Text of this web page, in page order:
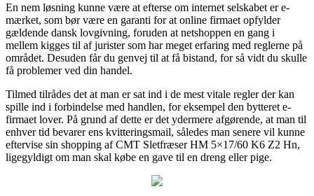
En nem løsning kunne være at efterse om internet selskabet er e-
mærket, som bør være en garanti for at online firmaet opfylder
gældende dansk lovgivning, foruden at netshoppen en gang i
mellem kigges til af jurister som har meget erfaring med reglerne på
området. Desuden får du genvej til at få bistand, for så vidt du skulle
få problemer ved din handel.
Tilmed tilrådes det at man er sat ind i de mest vitale regler der kan
spille ind i forbindelse med handlen, for eksempel den bytteret e-
firmaet lover. På grund af dette er det ydermere afgørende, at man til
enhver tid bevarer ens kvitteringsmail, således man senere vil kunne
eftervise sin shopping af CMT Sletfræser HM 5×17/60 K6 Z2 Hn,
ligegyldigt om man skal købe en gave til en dreng eller pige.